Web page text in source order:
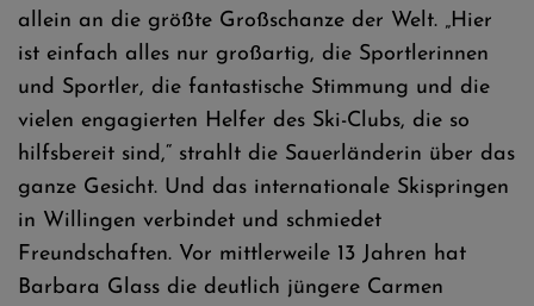
allein an die größte Großschanze der Welt. „Hier
ist einfach alles nur großartig, die Sportlerinnen
und Sportler, die fantastische Stimmung und die
vielen engagierten Helfer des Ski-Clubs, die so
hilfsbereit sind,“ strahlt die Sauerländerin über das
ganze Gesicht. Und das internationale Skispringen
in Willingen verbindet und schmiedet
Freundschaften. Vor mittlerweile 13 Jahren hat
Barbara Glass die deutlich jüngere Carmen